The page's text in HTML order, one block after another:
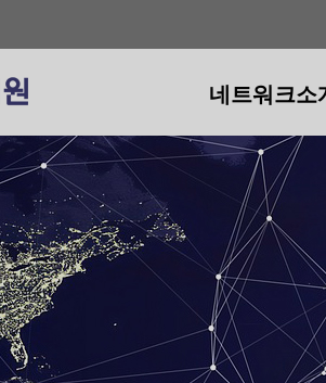
네트워크소
네트워크소개
허
골
수
굽
일
숨
측